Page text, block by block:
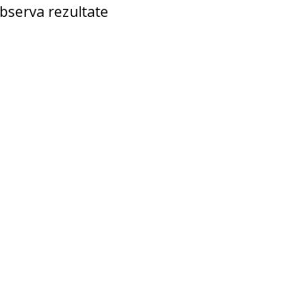
rezultate